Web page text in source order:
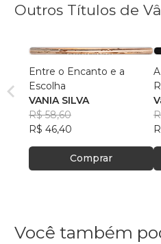
Outros Títulos de
Entre o Encanto e a
Escolha
VANIA SILVA
R$ 58,60
R$ 46,40
Comprar
Você também